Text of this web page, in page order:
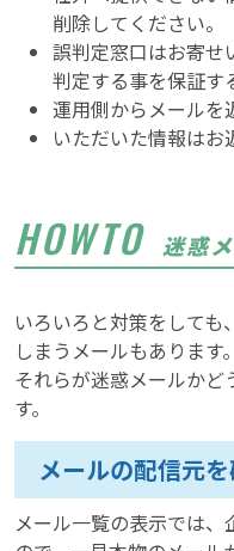
削除してください。
誤判定窓口はお寄せ
判定する事を保証す
運用側からメールを
いただいた情報はお
HOWTO 迷惑
いろいろと対策をしても
しまうメールもあります。
それらが迷惑メールか
す。
メールの配信元
メール一覧の表示では